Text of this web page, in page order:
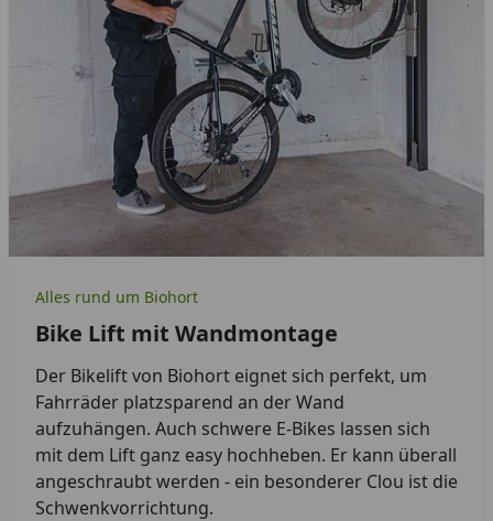
Alles rund um Biohort
Bike Lift mit Wandmontage
Der Bikelift von Biohort eignet sich perfekt, um
Fahrräder platzsparend an der Wand
aufzuhängen. Auch schwere E-Bikes lassen sich
mit dem Lift ganz easy hochheben. Er kann überall
angeschraubt werden - ein besonderer Clou ist die
Schwenkvorrichtung.